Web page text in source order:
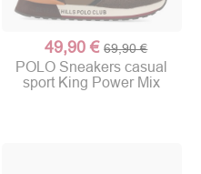
49,90 € 69,90 €
POLO Sneakers casual
sport King Power Mix